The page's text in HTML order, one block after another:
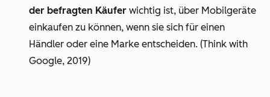
der befragten Käufer wichtig ist, über Mobilgeräte
einkaufen zu können, wenn sie sich für einen
Händler oder eine Marke entscheiden. (Think with
Google, 2019)